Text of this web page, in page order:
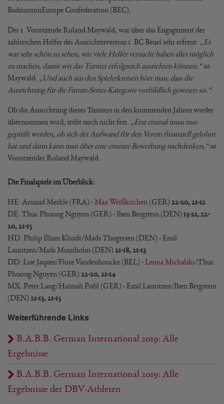
BadmintonEurope Confederation (BEC).
Der 1. Vorsitzende Roland Maywald, war über das Engagement der
zahlreichen Helfer des Ausrichtervereins 1. BC Beuel sehr erfreut: „Es
war sehr schön zu sehen, wie viele Helfer versucht haben alles möglich
zu machen, damit wir das Turnier erfolgreich ausrichten können.“so
Maywald. „Und auch aus den Spielerkreisen hört man, dass die
Ausrichtung für die Future-Series-Kategorie vorbildlich gewesen sei.“
Ob die Ausrichtung dieses Turniers in den kommenden Jahren wieder
übernommen wird, steht noch nicht fest. „Erst einmal muss nun
geprüft werden, ob sich der Aufwand für den Verein finanziell gelohnt
hat und dann kann man über eine erneute Bewerbung nachdenken,“so
Vorsitzender Roland Maywald.
Die Finalspiele im Überblick:
HE: Arnaud Merkle (FRA) -Max Weißkirchen (GER) 22-20, 21-12
DE: Thuc Phuong Nguyen (GER) - Iben Bergstein (DEN) 13-21, 22-
20, 21-15
HD: Philip Illum Klindt/Mads Thogersen (DEN) - Emil
Lauritzen/Mads Muurholm (DEN) 21-18, 21-13
DD: Lise Jaques/Flore Vandenhoucke (BEL) - Leona Michalski/Thuc
Phuong Nguyen (GER) 22-20, 21-14
MX: Peter Lang/Hannah Pohl (GER) - Emil Lauritzen/Iben Bergstein
(DEN) 21-13, 21-15
Weiterführende Links
B.A.B.B. German International 2019: Alle
Ergebnisse
B.A.B.B. German International 2019: Alle
Ergebnisse der DBV-Athleten